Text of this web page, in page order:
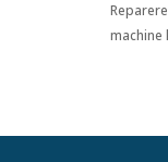
machine